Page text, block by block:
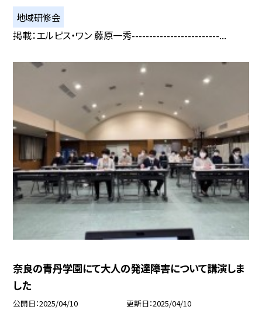
地域研修会
掲載：エルピス・ワン 藤原一秀-------------------------...
奈良の青丹学園にて大人の発達障害について講演しま
した
公開日 2025/04/10 更新日 2025/04/10